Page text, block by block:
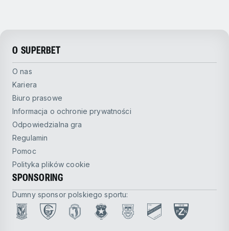
O SUPERBET
O nas
Kariera
Biuro prasowe
Informacja o ochronie prywatności
Odpowiedzialna gra
Regulamin
Pomoc
Polityka plików cookie
SPONSORING
Dumny sponsor polskiego sportu: